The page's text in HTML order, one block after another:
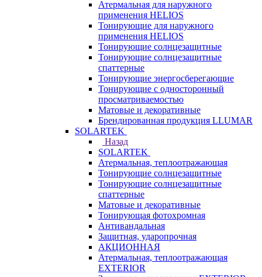
Атермальная для наружного
применения HELIOS
Тонирующие для наружного
применения HELIOS
Тонирующие солнцезащитные
Тонирующие солнцезащитные
спаттерные
Тонирующие энергосберегающие
Тонирующие с односторонный
просматриваемостью
Матовые и декоративные
Брендированная продукция LLUMAR
SOLARTEK
Назад
SOLARTEK
Атермальная, теплоотражающая
Тонирующие солнцезащитные
Тонирующие солнцезащитные
спаттерные
Матовые и декоративные
Тонирующая фотохромная
Антивандальная
Защитная, ударопрочная
АКЦИОННАЯ
Атермальная, теплоотражающая
EXTERIOR